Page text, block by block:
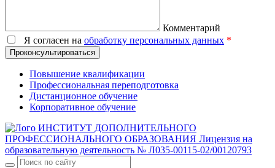
Комментарий
Я согласен на обработку персональных данных *
Проконсультироваться
Повышение квалификации
Профессиональная переподготовка
Дистанционное обучение
Корпоративное обучение
ИНСТИТУТ ДОПОЛНИТЕЛЬНОГО
ПРОФЕССИОНАЛЬНОГО ОБРАЗОВАНИЯ Лицензия на
образовательную деятельность № Л035-00115-02/00120793